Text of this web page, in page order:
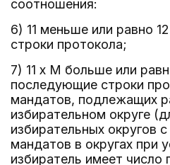
соотношения:
6) 11 меньше или равно
строки протокола;
7) 11 x M больше или
последующие строки
мандатов, подлежащих
избирательном округе
избирательных округов
мандатов в округах при
избиратель имеет число